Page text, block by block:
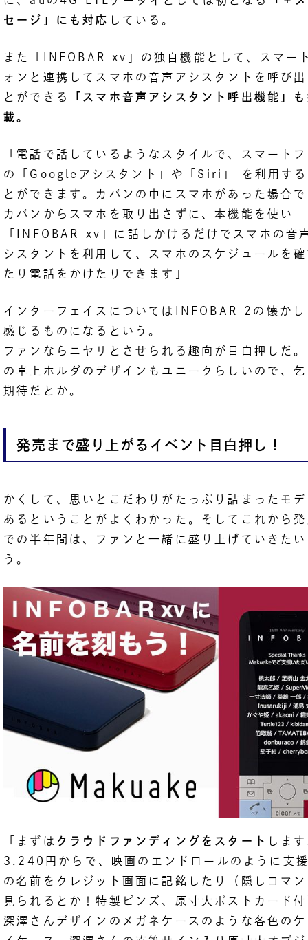
セージ」にも対応 している。
また「INFOBAR xv」の独自機能として、スマー
ォンと連携してスマホの音声アシスタントを呼び
とができる
「スマホ音声アシスタント呼出機能」
載。
「電話で話しているようなスタイルで、スマート
の「Googleアシスタント」や「Siri」 を利用す
とができます。カバンの中にスマホがあった場合
カバンからスマホを取り出さずに、本機能を使い
「INFOBAR xv」に話しかけるだけでスマホの音
シスタントを利用して、スマホのスケジュールを
たり電話をかけたりできます」
インターフェイスについてはINFOBAR 2の懐かし
感じるものになるという。
ファンならニヤリとさせられる趣向が目白押しだ
の卓上ホルダのデザインもユニークらしいので、
期待だとか。
発売まで盛り上がるイベント目白押し！
かくして、思いとこだわりがたっぷり詰まったモ
あるということがよくわかった。そしてこれから
での半年間は、ファンと一緒に盛り上げていきた
う。
「まずは クラウドファンディングをスタート しま
3,240円からで、映画のエンドロールのように支
の名前をクレジット画面に記銘したり（隠しコマ
見られるとか！特製ピンズ、原寸大ポストカード
深澤さんデザインのメガネケースのような各色の